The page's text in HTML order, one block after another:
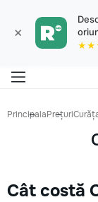
×
PrincipalaPrețuri
Cât costă